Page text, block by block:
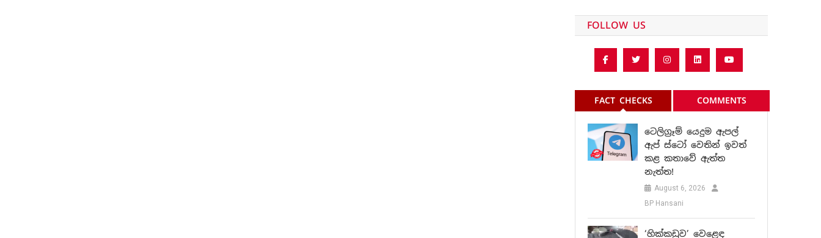
FOLLOW US
FACT CHECKS COMMENTS
ටෙලිග්‍රෑම් යෙදුම ඇපල්
ඇප් ස්ටෝ වෙතින් ඉවත්
කළ කතාවේ ඇත්ත
නැත්ත!
August 6, 2026
BP Hansani
‘හික්කඩුව’ වෙළෙඳ